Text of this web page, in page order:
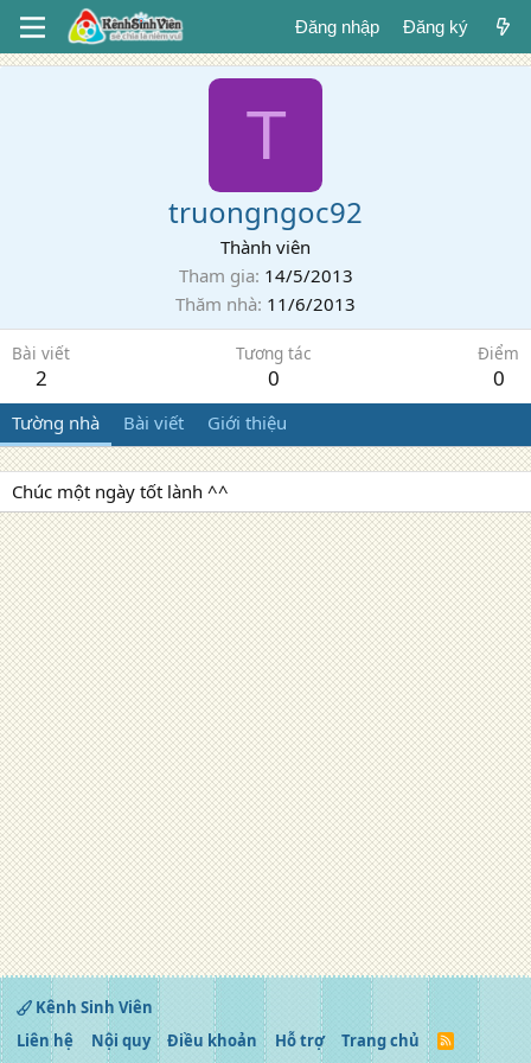
Đăng nhập Đăng ký
T
truongngoc92
Thành viên
Tham gia 14/5/2013
Thăm nhà 11/6/2013
Bài viết
2
Tương tác
0
Điểm
0
Tường nhà Bài viết Giới thiệu
Chúc một ngày tốt lành ^^
Kênh Sinh Viên
Liên hệ
Nội quy Điều khoản Hỗ trợ Trang chủ
R